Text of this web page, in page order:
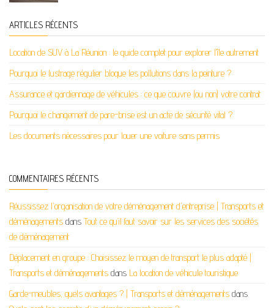
ARTICLES RÉCENTS
Location de SUV à La Réunion : le guide complet pour explorer l’île autrement
Pourquoi le lustrage régulier bloque les pollutions dans la peinture ?
Assurance et gardiennage de véhicules : ce que couvre (ou non) votre contrat
Pourquoi le changement de pare-brise est un acte de sécurité vital ?
Les documents nécessaires pour louer une voiture sans permis
COMMENTAIRES RÉCENTS
Réussissez l'organisation de votre déménagement d'entreprise | Transports et
déménagements dans Tout ce qu’il faut savoir sur les services des sociétés
de déménagement
Déplacement en groupe : Choisissez le moyen de transport le plus adapté |
Transports et déménagements dans La location de véhicule touristique
Garde-meubles, quels avantages ? | Transports et déménagements dans